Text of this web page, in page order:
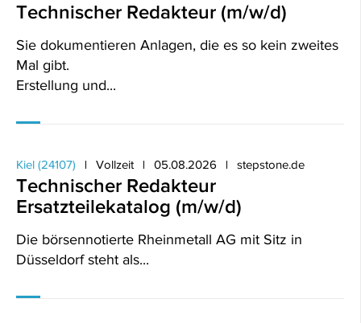
Technischer Redakteur (m/w/d)
Sie dokumentieren Anlagen, die es so kein zweites
Mal gibt.
Erstellung und...
Kiel (24107) Vollzeit 05.08.2026 stepstone.de
Technischer Redakteur
Ersatzteilekatalog (m/w/d)
Die börsennotierte Rheinmetall AG mit Sitz in
Düsseldorf steht als...